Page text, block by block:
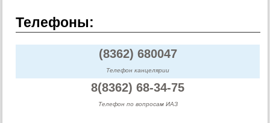
Телефоны:
(8362) 680047
Телефон канцелярии
8(8362) 68-34-75
Телефон по вопросам ИАЗ